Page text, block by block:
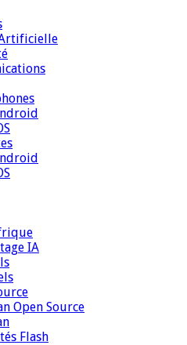
IA
Open Source
Flash